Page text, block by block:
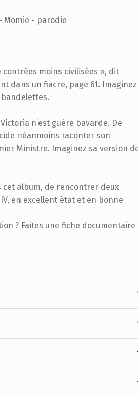
Momie - parodie
contrées moins civilisées », dit
dans un fiacre, page 61. Imaginez
n’est guère bavarde. De
néanmoins raconter son
Ministre. Imaginez sa version
cet album, de rencontrer deux
en excellent état et en bonne
? Faites une fiche documentaire